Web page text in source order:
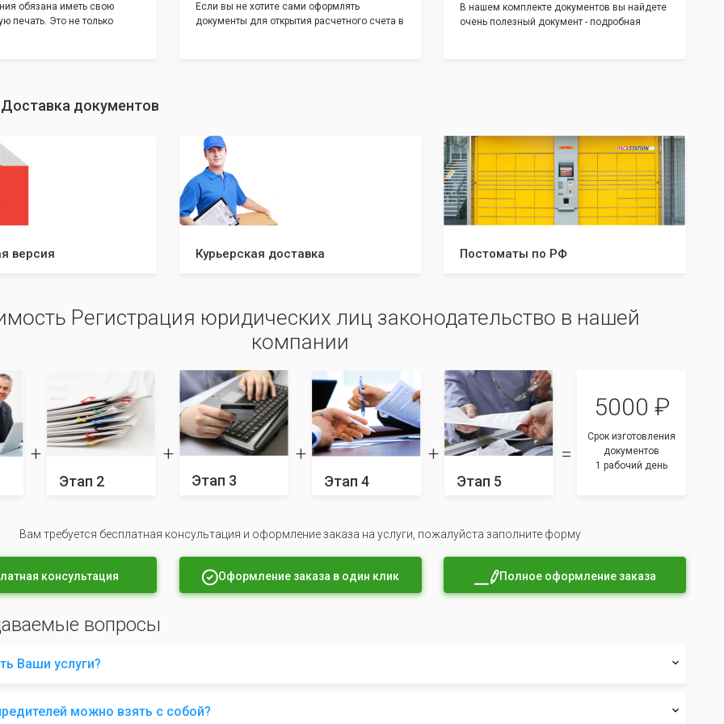
обязана иметь свою
печать. Это не только
из нашего каталога.
Если вы не хотите сами оформлять
документы для открытия расчетного счета в
В нашем комплекте документов вы найдете
очень полезный документ - подробная
случае отказа. С данной инструкцией вы
будете знать все шаги, что даст вам
уверенность в прохождении регистрации
вашей компании!
документов
версия Курьерская доставка Постоматы по РФ
Регистрация юридических лиц законодательство в нашей
компании
Этап 2 Этап 3 Этап 4 Этап 5
5000 ₽
Срок изготовления
документов
1 рабочий день
Вам требуется бесплатная консультация и оформление заказа на услуги, пожалуйста заполните форму
консультация Оформление заказа в один клик Полное оформление заказа
вопросы
Ваши услуги?
можно взять с собой?